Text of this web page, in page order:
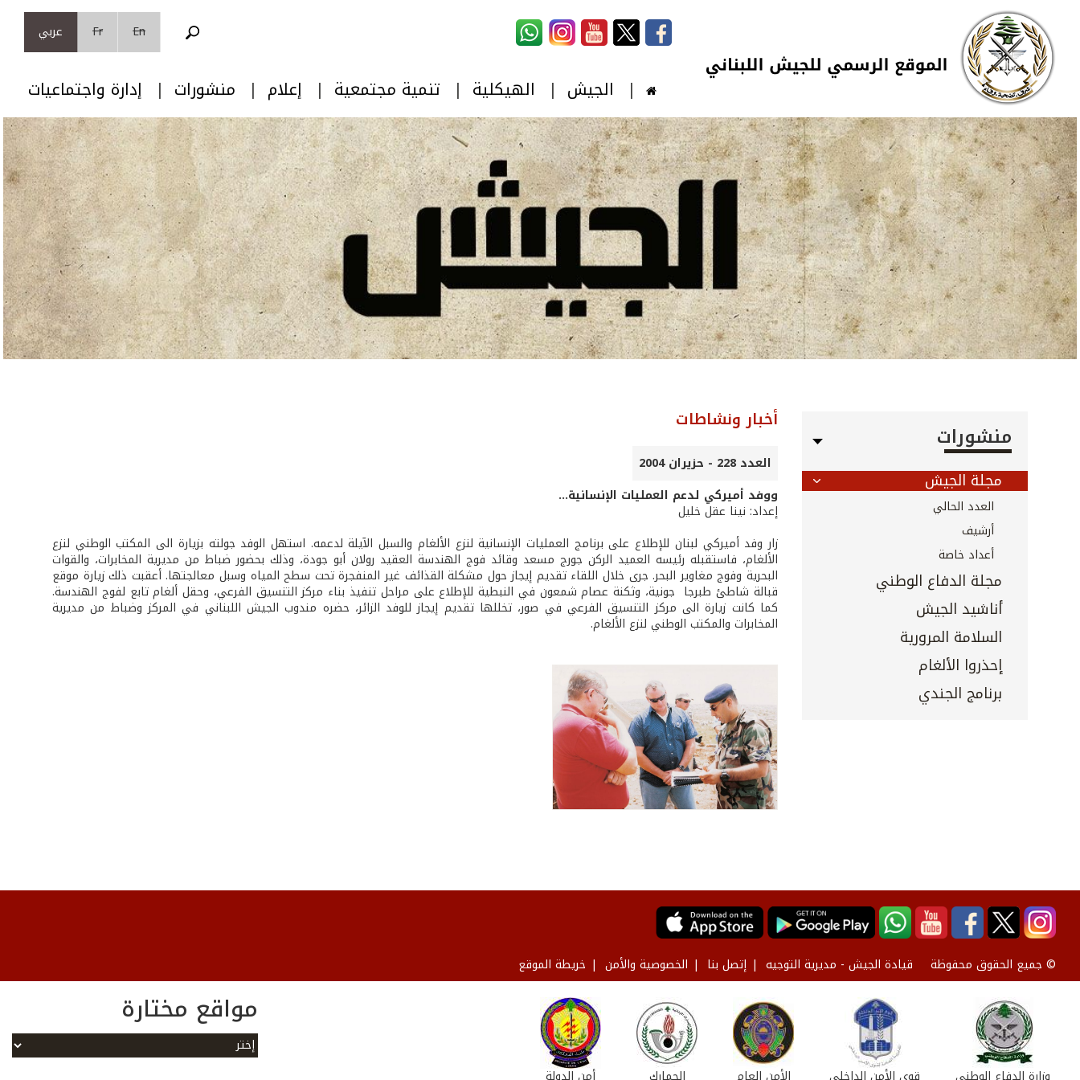
تجاوز إلى المحتوى الرئيسي
Skip to navigation
En
Fr عربي
الجيش الهيكلية تنمية مجتمعية إعلام منشورات إدارة واجتماعيات
منشورات
مجلة الجيش
العدد الحالي
أرشيف
أعداد خاصة
مجلة الدفاع الوطني
أناشيد الجيش
السلامة المرورية
إحذروا الألغام
برنامج الجندي
أخبار ونشاطات
العدد 228 - حزيران 2004
ووفد أميركي لدعم العمليات الإنسانية...
إعداد: نينا عقل خليل
زار وفد أميركي لبنان للإطلاع على برنامج العمليات الإنسانية لنزع الألغام والسبل الآيلة لدعمه. استهل الوفد جولته بزيارة الى المكتب الوطني لنزع
الألغام، فاستقبله رئيسه العميد الركن جورج مسعد وقائد فوج الهندسة العقيد رولان أبو جودة، وذلك بحضور ضباط من مديرية المخابرات، والقوات
البحرية وفوج مغاوير البحر. جرى خلال اللقاء تقديم إيجاز حول مشكلة القذائف غير المنفجرة تحت سطح المياه وسبل معالجتها. أعقبت ذلك زيارة موقع
قبالة شاطئ طبرجا ­ جونية، وثكنة عصام شمعون في النبطية للإطلاع على مراحل تنفيذ بناء مركز التنسيق الفرعي، وحقل ألغام تابع لفوج الهندسة.
كما كانت زيارة الى مركز التنسيق الفرعي في صور، تخللها تقديم إيجاز للوفد الزائر، حضره مندوب الجيش اللبناني في المركز وضباط من مديرية
المخابرات والمكتب الوطني لنزع الألغام.
© جميع الحقوق محفوظة قيادة الجيش - مديرية التوجيه إتصل بنا الخصوصية والأمن خريطة الموقع
مواقع مختارة